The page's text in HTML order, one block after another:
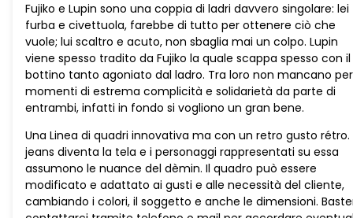
Fujiko e Lupin sono una coppia di ladri davvero singolare: lei
furba e civettuola, farebbe di tutto per ottenere ciò che
vuole; lui scaltro e acuto, non sbaglia mai un colpo. Lupin
viene spesso tradito da Fujiko la quale scappa spesso con il
bottino tanto agoniato dal ladro. Tra loro non mancano
momenti di estrema complicità e solidarietà da parte di
entrambi, infatti in fondo si vogliono un gran bene.
Una Linea di quadri innovativa ma con un retro gusto rétro.
jeans diventa la tela e i personaggi rappresentati su essa
assumono le nuance del dèmin. Il quadro può essere
modificato e adattato ai gusti e alle necessità del cliente,
cambiando i colori, il soggetto e anche le dimensioni.